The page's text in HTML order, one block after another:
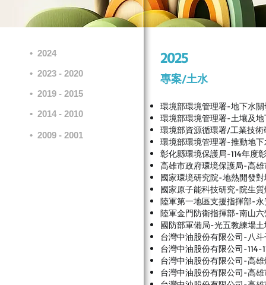
• 2024
• 2023 - 2020
• 2019 - 2015
• 2014 - 2010
• 2009 - 2001
2025
專案/土水
環境部環境管理署-地下水
環境部環境管理署-土壤及
環境部資源循環署/工業技
環境部環境管理署-推動地
彰化縣環境保護局-114年度
高雄市政府環境保護局-高
國家環境研究院-地熱開發
國家原子能科技研究-院生
陸軍第一地區支援指揮部-
陸軍金門防衛指揮部-南山
國防部軍備局-光五教練場
台灣中油股份有限公司-八
台灣中油股份有限公司-
台灣中油股份有限公司-高
台灣中油股份有限公司-高